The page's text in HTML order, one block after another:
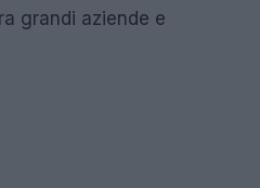
grandi aziende e